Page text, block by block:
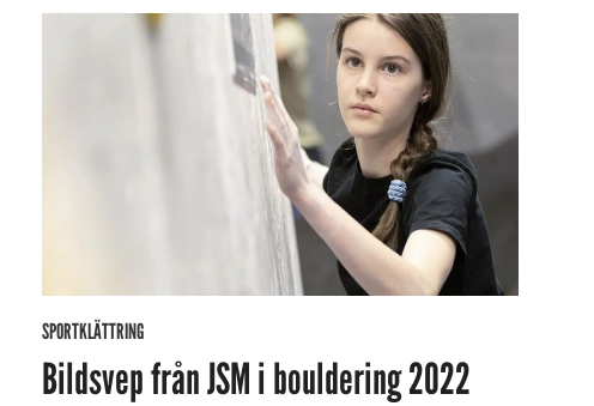
SPORTKLÄTTRING
Bildsvep från JSM i bouldering 2022